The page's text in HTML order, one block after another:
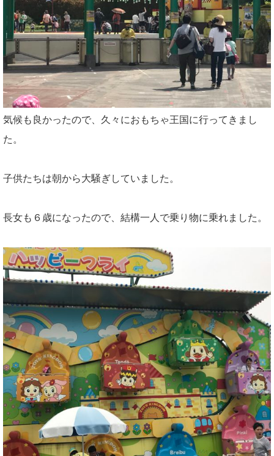
気候も良かったので、久々におもちゃ王国に行ってきまし
た。
子供たちは朝から大騒ぎしていました。
長女も６歳になったので、結構一人で乗り物に乗れました。